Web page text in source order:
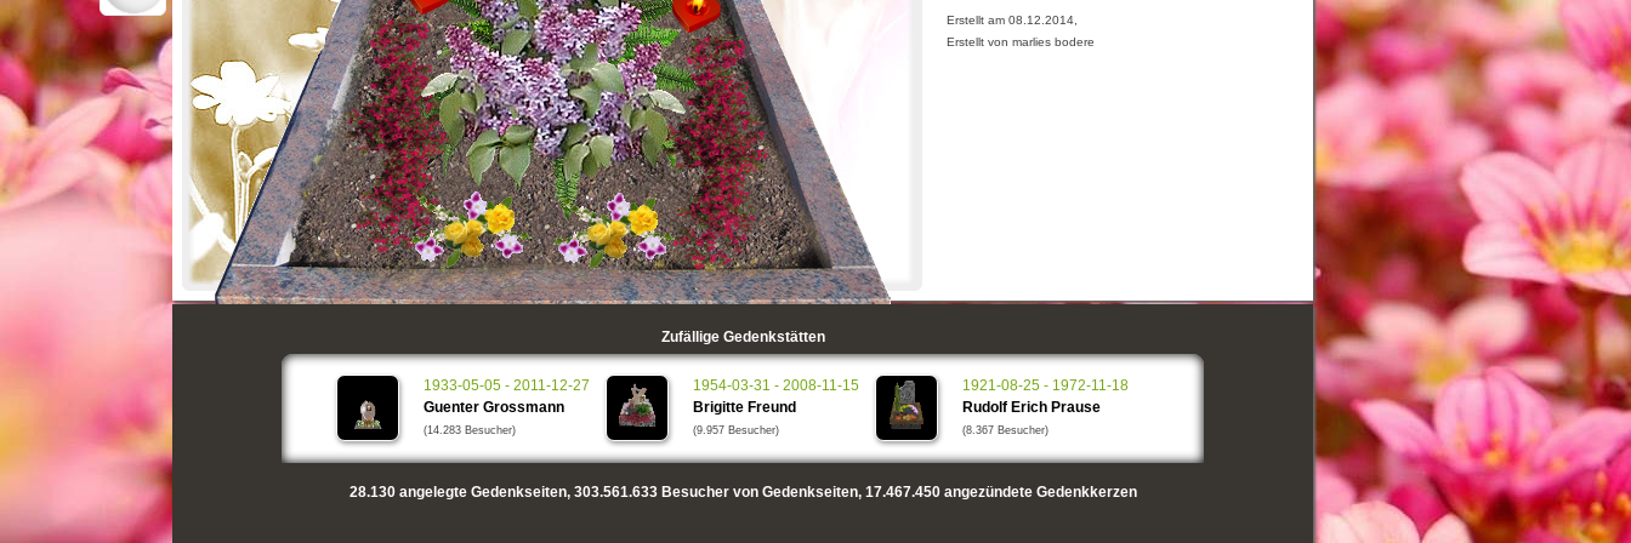
Erstellt am 08.12.2014,
Erstellt von marlies bodere
Zufällige Gedenkstätten
1933-05-05 - 2011-12-27
Guenter Grossmann
(14.283 Besucher)
1954-03-31 - 2008-11-15
Brigitte Freund
(9.957 Besucher)
1921-08-25 - 1972-11-18
Rudolf Erich Prause
(8.367 Besucher)
28.130angelegte Gedenkseiten, 303.561.633Besucher von Gedenkseiten, 17.467.450angezündete Gedenkkerzen